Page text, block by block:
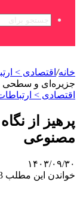
خانه/ اقتصادی >
جزیره‌ای و
اقتصادی >
پرهیز از
مصنوعی
۱۴۰۳/۰۹/۳۰
خواندن این مطلب 3 دقیقه زمان میبرد